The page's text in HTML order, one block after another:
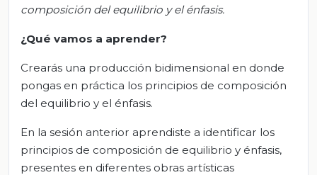
composición del equilibrio y el énfasis.
¿Qué vamos a aprender?
Crearás una producción bidimensional en donde
pongas en práctica los principios de composición
del equilibrio y el énfasis.
En la sesión anterior aprendiste a identificar los
principios de composición de equilibrio y énfasis,
presentes en diferentes obras artísticas